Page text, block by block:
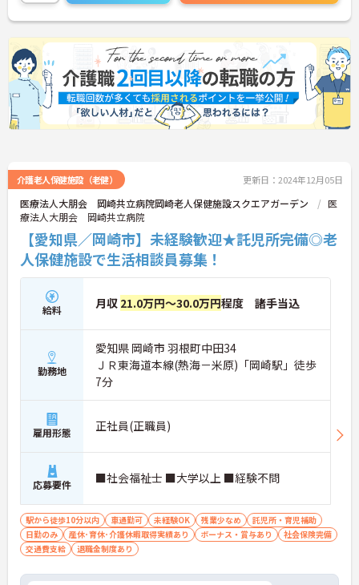
介護老人保健施設（老健） 更新日：2024年12月05日
医療法人大朋会 岡崎共立病院岡崎老人保健施設スクエアガーデン
医
療法人大朋会 岡崎共立病院
【愛知県／岡崎市】未経験歓迎★託児所完備◎老
人保健施設で生活相談員募集！
給料 月収 21.0万円～30.0万円程度 諸手当込
勤務地
愛知県 岡崎市 羽根町中田34
ＪＲ東海道本線(熱海－米原)「岡崎駅」徒歩
7分
雇用形態 正社員(正職員)
応募要件 ■社会福祉士 ■大学以上 ■経験不問
駅から徒歩10分以内 車通勤可 未経験OK 残業少なめ
託児所・育児補助
日勤のみ
産休･育休･介護休暇取得実績あり ボーナス・賞与あり
社会保険完備
交通費支給
退職金制度あり